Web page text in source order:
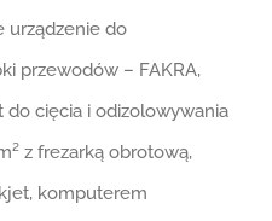
urządzenie do
przewodów – FAKRA,
do cięcia i odizolowywania
z frezarką obrotową,
komputerem